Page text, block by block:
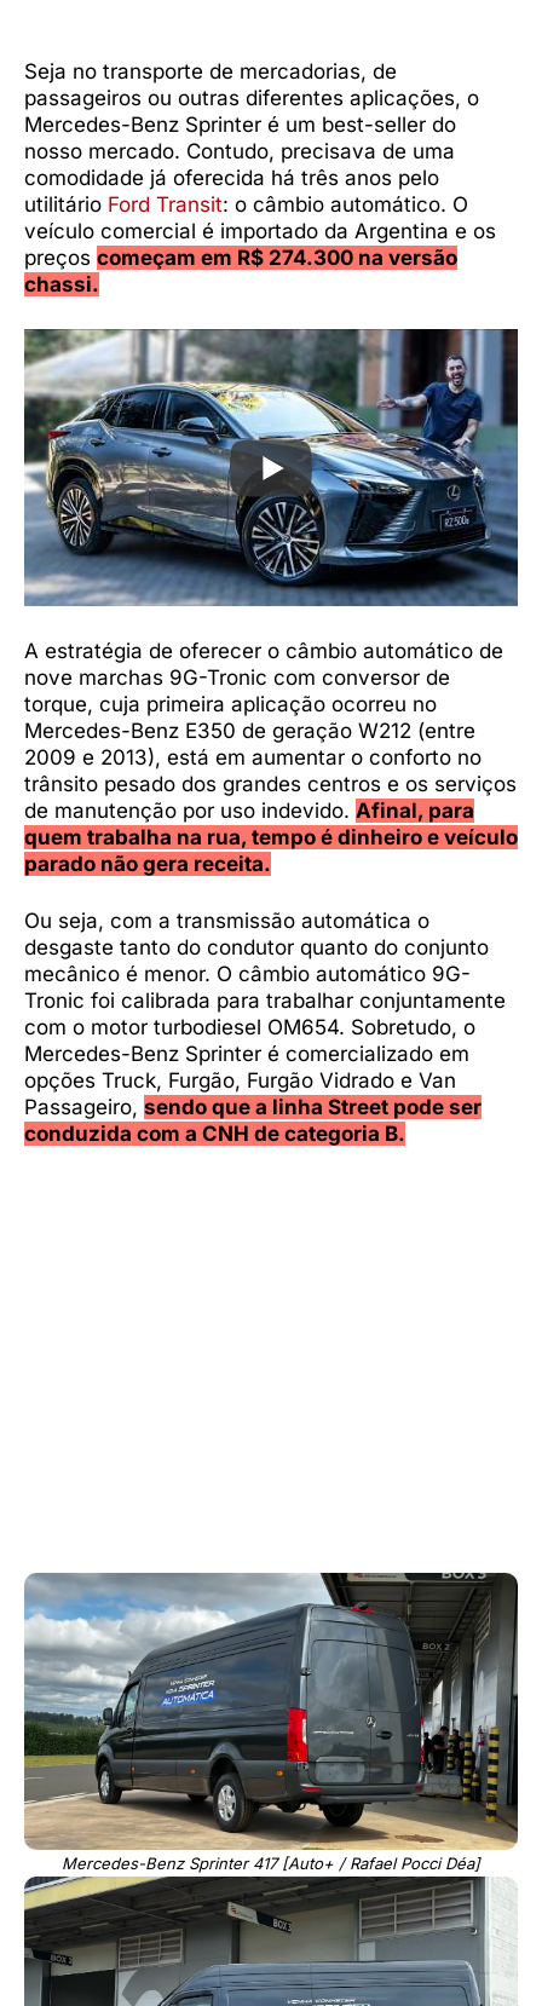
Seja no transporte de mercadorias, de
passageiros ou outras diferentes aplicações, o
Mercedes-Benz Sprinter é um best-seller do
nosso mercado. Contudo, precisava de uma
comodidade já oferecida há três anos pelo
utilitário Ford Transit: o câmbio automático. O
veículo comercial é importado da Argentina e os
preços começam em R$ 274.300 na versão
chassi.
A estratégia de oferecer o câmbio automático de
nove marchas 9G-Tronic com conversor de
torque, cuja primeira aplicação ocorreu no
Mercedes-Benz E350 de geração W212 (entre
2009 e 2013), está em aumentar o conforto no
trânsito pesado dos grandes centros e os serviços
de manutenção por uso indevido. Afinal, para
quem trabalha na rua, tempo é dinheiro e veículo
parado não gera receita.
Ou seja, com a transmissão automática o
desgaste tanto do condutor quanto do conjunto
mecânico é menor. O câmbio automático 9G-
Tronic foi calibrada para trabalhar conjuntamente
com o motor turbodiesel OM654. Sobretudo, o
Mercedes-Benz Sprinter é comercializado em
opções Truck, Furgão, Furgão Vidrado e Van
Passageiro, sendo que a linha Street pode ser
conduzida com a CNH de categoria B.
Mercedes-Benz Sprinter 417 [Auto+ / Rafael Pocci Déa]